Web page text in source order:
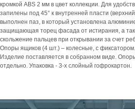
кромкой ABS 2 мм в цвет коллекции. Для
запилены под 45° к внутренней пласти
выполнен паз, в который установлена
защищающая торец фасада от истирания, а
скольжение пальцев при открывании за счет
Опоры ящиков (4 шт.) – колесные, с фиксатором.
Изделие поставляется в собранном виде.
отдельно. Упаковка - 3-х слойный гофрокартон.